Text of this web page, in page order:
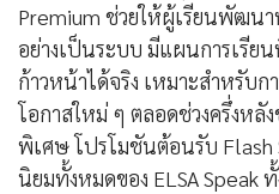
Premium ช่วยให้ผู้เรียนพัฒน
อย่างเป็นระบบ มีแผนการเรีย
ก้าวหน้าได้จริง เหมาะสำหรับ
โอกาสใหม่ ๆ ตลอดช่วงครึ่งหลั
พิเศษ โปรโมชันต้อนรับ Flash
นิยมทั้งหมดของ ELSA Speak